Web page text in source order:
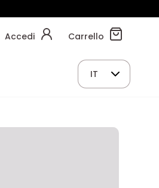
Accedi Carrello
IT